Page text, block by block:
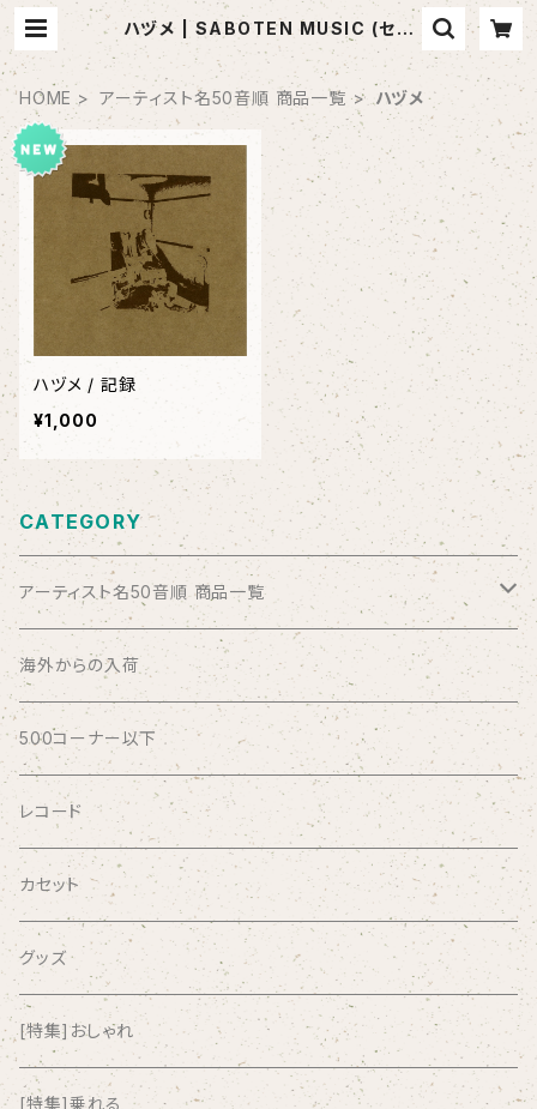
ハヅメ | SABOTEN MUSIC (セレ
クトCDショップ)
HOME アーティスト名50音順 商品一覧 ハヅメ
ハヅメ / 記録
¥1,000
CATEGORY
アーティスト名50音順 商品一覧
ABSOLUTE LOSERS
AFRICA
AGU
AIRCRAFT
airlie
AKUTAGAWA FANCLUB
ALKASILKA
海外からの入荷
500コーナー以下
レコード
カセット
グッズ
[特集]おしゃれ
[特集]乗れる